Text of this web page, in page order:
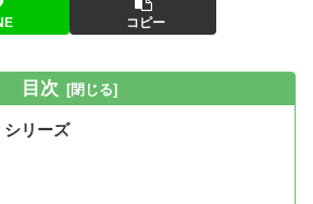
コピー
目次
リーズ